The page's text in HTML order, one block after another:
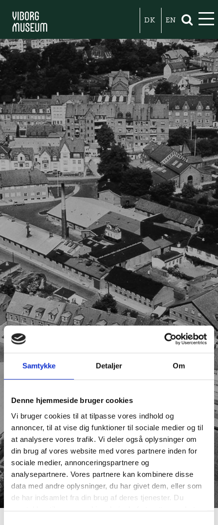
Samtykke Detaljer Om
Denne hjemmeside bruger cookies
Vi bruger cookies til at tilpasse vores indhold og
annoncer, til at vise dig funktioner til sociale medier og til
at analysere vores trafik. Vi deler også oplysninger om
din brug af vores website med vores partnere inden for
sociale medier, annonceringspartnere og
analysepartnere. Vores partnere kan kombinere disse
data med andre oplysninger, du har givet dem, eller som
de har indsamlet fra din brug af deres tjenester. Du
DK EN